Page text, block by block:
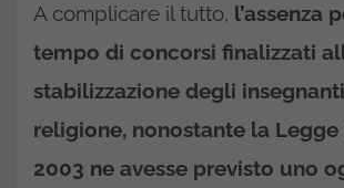
A complicare il tutto, l’assenza
tempo di concorsi finalizzati
stabilizzazione degli
religione, nonostante la Legge
2003 ne avesse previsto uno